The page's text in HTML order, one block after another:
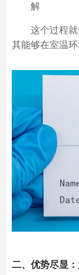
解
这个过程
其能够在室温
二、优势尽显